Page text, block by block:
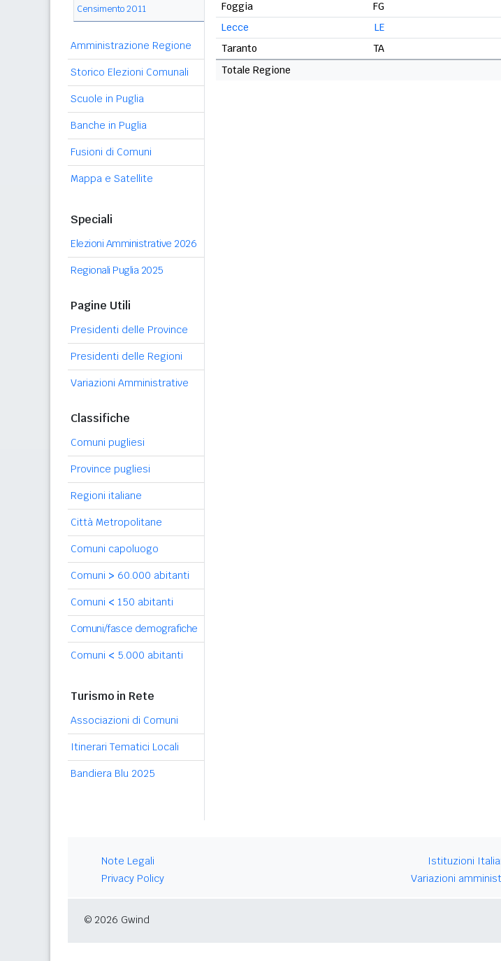
Censimento 2011
Amministrazione Regione
Storico Elezioni Comunali
Scuole in Puglia
Banche in Puglia
Fusioni di Comuni
Mappa e Satellite
Speciali
Elezioni Amministrative 2026
Regionali Puglia 2025
Pagine Utili
Presidenti delle Province
Presidenti delle Regioni
Variazioni Amministrative
Classifiche
Comuni pugliesi
Province pugliesi
Regioni italiane
Città Metropolitane
Comuni capoluogo
Comuni > 60.000 abitanti
Comuni < 150 abitanti
Comuni/fasce demografiche
Comuni < 5.000 abitanti
Turismo in Rete
Associazioni di Comuni
Itinerari Tematici Locali
Bandiera Blu 2025
FG
Foggia
LE
Lecce
TA
Taranto
Totale Regione
Note Legali
Privacy Policy
Istituzioni
Variazioni
© 2026 Gwind